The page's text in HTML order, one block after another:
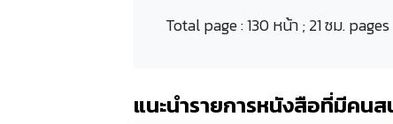
Total page :130 หน้า ; 21 ซม. pages
แนะนำรายการหนังสือที่มีคนส